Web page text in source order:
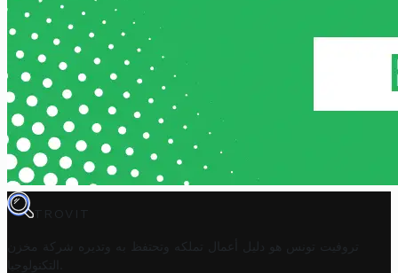
TROVIT
تروفيت تونس هو دليل أعمال تملكه وتحتفظ به وتديره
شركة مخزن
التكنولوجيا